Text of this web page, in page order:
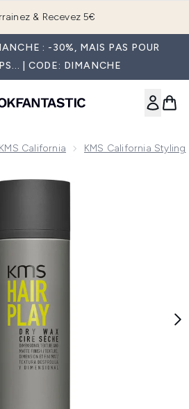
& Recevez 5€
: -30%, MAIS PAS POUR
| CODE: DIMANCHE
KMS California KMS California Styling